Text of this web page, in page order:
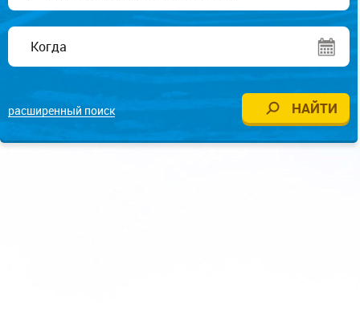
расширенный поиск